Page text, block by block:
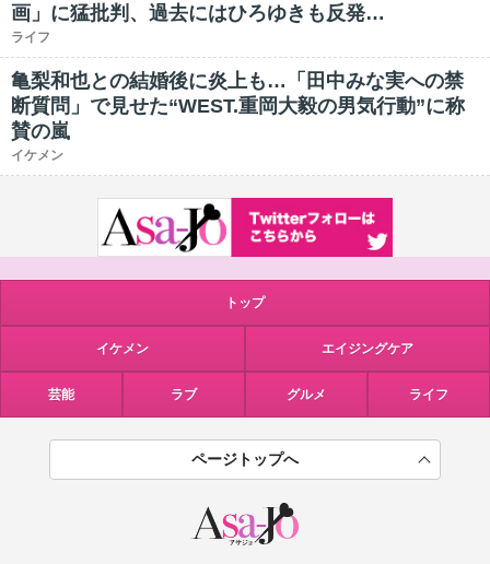
画」に猛批判、過去にはひろゆきも反発…
ライフ
亀梨和也との結婚後に炎上も…「田中みな実への禁
断質問」で見せた“WEST.重岡大毅の男気行動”に称
賛の嵐
イケメン
トップ
イケメン エイジングケア
芸能 ラブ グルメ ライフ
ページトップへ